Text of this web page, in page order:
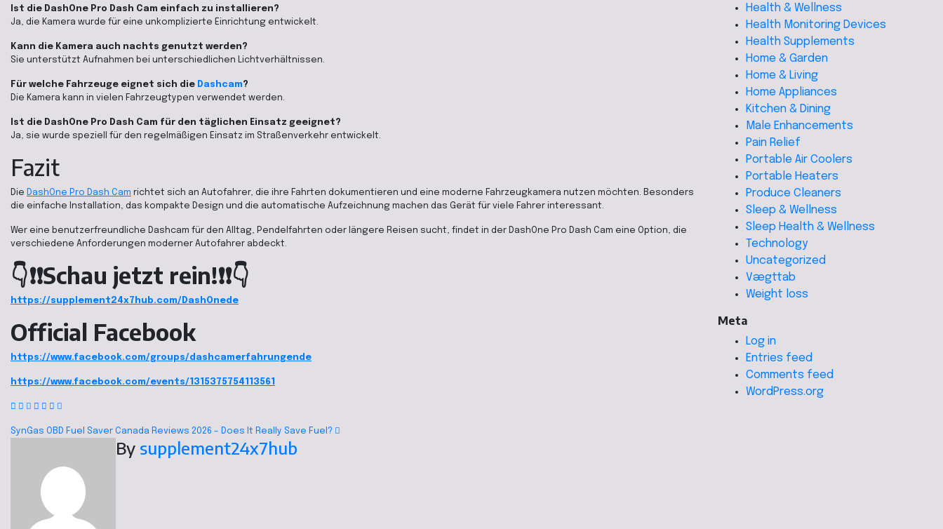
Ist die DashOne Pro Dash Cam einfach zu installieren?
Ja, die Kamera wurde für eine unkomplizierte Einrichtung entwickelt.
Kann die Kamera auch nachts genutzt werden?
Sie unterstützt Aufnahmen bei unterschiedlichen Lichtverhältnissen.
Für welche Fahrzeuge eignet sich die Dashcam?
Die Kamera kann in vielen Fahrzeugtypen verwendet werden.
Ist die DashOne Pro Dash Cam für den täglichen Einsatz geeignet?
Ja, sie wurde speziell für den regelmäßigen Einsatz im Straßenverkehr entwickelt.
Fazit
Die DashOne Pro Dash Cam richtet sich an Autofahrer, die ihre Fahrten dokumentieren und eine moderne Fahrzeugkamera nutzen möchten. Besonders
die einfache Installation, das kompakte Design und die automatische Aufzeichnung machen das Gerät für viele Fahrer interessant.
Wer eine benutzerfreundliche Dashcam für den Alltag, Pendelfahrten oder längere Reisen sucht, findet in der DashOne Pro Dash Cam eine Option, die
verschiedene Anforderungen moderner Autofahrer abdeckt.
👇❗❗Schau jetzt rein!❗❗👇
https://supplement24x7hub.com/DashOnede
Official Facebook
https://www.facebook.com/groups/dashcamerfahrungende
https://www.facebook.com/events/1315375754113561
SynGas OBD Fuel Saver Canada Reviews 2026 – Does It Really Save Fuel?
By supplement24x7hub
Health & Wellness
Health Monitoring Devices
Health Supplements
Home & Garden
Home & Living
Home Appliances
Kitchen & Dining
Male Enhancements
Pain Relief
Portable Air Coolers
Portable Heaters
Produce Cleaners
Sleep & Wellness
Sleep Health & Wellness
Technology
Uncategorized
Vægttab
Weight loss
Meta
Log in
Entries feed
Comments feed
WordPress.org